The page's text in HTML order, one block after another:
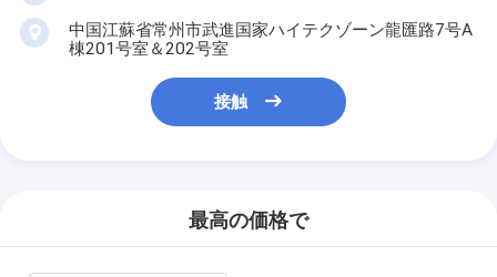
中国江蘇省常州市武進国家ハイテクゾーン龍匯路7号A
棟201号室＆202号室
接触
最高の価格で